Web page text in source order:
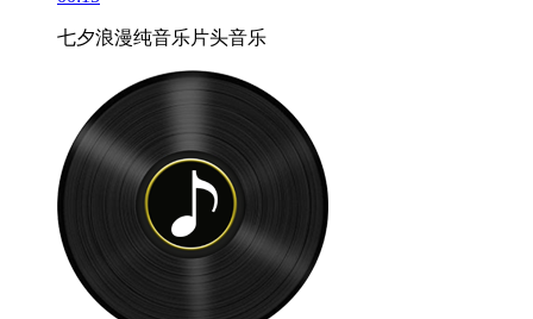
七夕浪漫纯音乐片头音乐